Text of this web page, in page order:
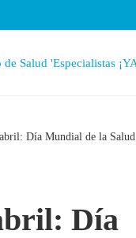
Día Mundial de la Salud
Día